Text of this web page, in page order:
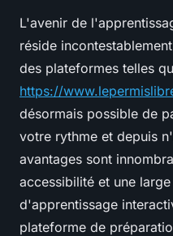
L'avenir de
réside
des plateformes telles
https://
désormais possible de
votre rythme et depuis
avantages sont
accessibilité et une
d'apprentissage
plateforme de